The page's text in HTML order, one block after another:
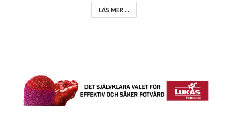
Cetyl Alcohol, Urea, Simmondsia Chinensis (Jojoba) Seed Oil,
Tapioca Starch, Butyrospermum Parkii (Shea) Butter, Zinc Oxide,
Iodopropynyl Butylcarbamate, Coumarin, Geraniol, Limonene,
Linalool
LÄS MER ...